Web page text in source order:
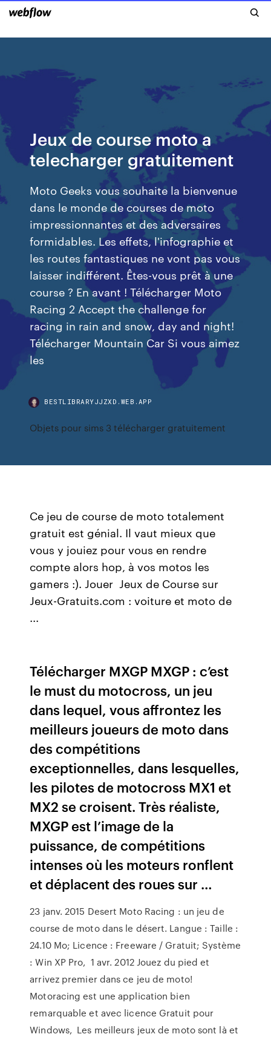
Jeux de course moto a
telecharger gratuitement
Moto Geeks vous souhaite la bienvenue
dans le monde de courses de moto
impressionnantes et des adversaires
formidables. Les effets, l'infographie et
les routes fantastiques ne vont pas vous
laisser indifférent. Êtes-vous prêt à une
course ? En avant ! Télécharger Moto
Racing 2 Accept the challenge for
racing in rain and snow, day and night!
Télécharger Mountain Car Si vous aimez
les
BESTLIBRARYJJZXD.WEB.APP
Objets pour sims 3 télécharger gratuitement
Ce jeu de course de moto totalement
gratuit est génial. Il vaut mieux que
vous y jouiez pour vous en rendre
compte alors hop, à vos motos les
gamers :). Jouer Jeux de Course sur
Jeux-Gratuits.com : voiture et moto de
...
Télécharger MXGP MXGP : c’est
le must du motocross, un jeu
dans lequel, vous affrontez les
meilleurs joueurs de moto dans
des compétitions
exceptionnelles, dans lesquelles,
les pilotes de motocross MX1 et
MX2 se croisent. Très réaliste,
MXGP est l’image de la
puissance, de compétitions
intenses où les moteurs ronflent
et déplacent des roues sur …
23 janv. 2015 Desert Moto Racing : un jeu de
course de moto dans le désert. Langue : Taille :
24.10 Mo; Licence : Freeware / Gratuit; Système
: Win XP Pro, 1 avr. 2012 Jouez du pied et
arrivez premier dans ce jeu de moto!
Motoracing est une application bien
remarquable et avec licence Gratuit pour
Windows, Les meilleurs jeux de moto sont là et